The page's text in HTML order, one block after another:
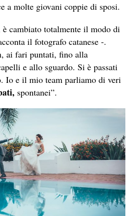
a molte giovani coppie di sposi.
cambiato totalmente il modo di
il fotografo catanese -.
ai fari puntati, fino alla
e allo sguardo. Si è passati
Io e il mio team parliamo di veri
spontanei”.